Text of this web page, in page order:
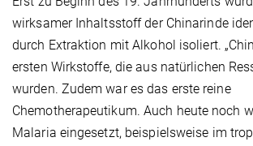
wirksamer Inhaltsstoff der Chinarinde
durch Extraktion mit Alkohol isoliert.
ersten Wirkstoffe, die aus natürlichen
wurden. Zudem war es das erste reine
Chemotherapeutikum. Auch heute noch
Malaria eingesetzt, beispielsweise im